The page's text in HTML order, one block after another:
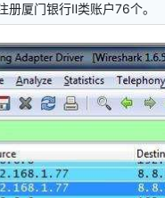
厦门银行Ⅱ类账户76个。